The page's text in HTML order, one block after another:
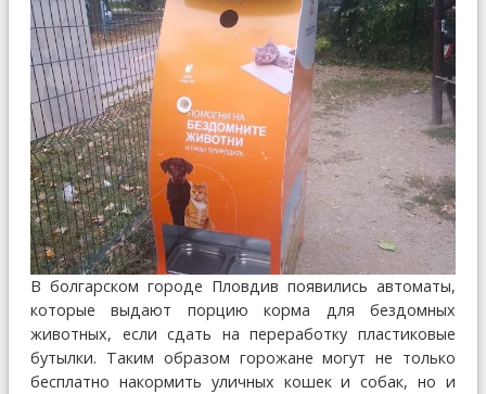
В болгарском городе Пловдив появились автоматы,
которые выдают порцию корма для бездомных
животных, если сдать на переработку пластиковые
бутылки. Таким образом горожане могут не только
бесплатно накормить уличных кошек и собак, но и